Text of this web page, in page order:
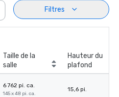
Filtres
Taille de la
salle
Hauteur du
plafond
6 762 pi. ca.
145 x 48 pi. ca.
15,6 pi.